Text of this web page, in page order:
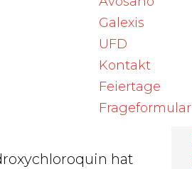
Galexis
UFD
Kontakt
Feiertage
Frageformular
hat